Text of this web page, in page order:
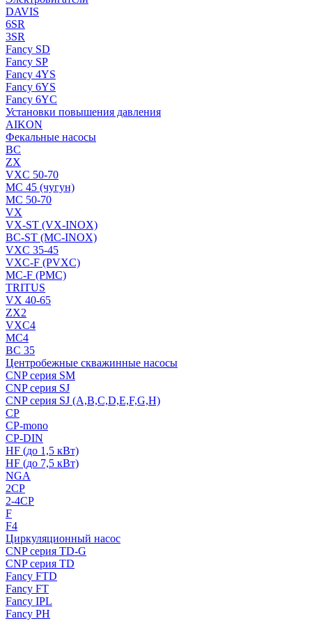
DAVIS
6SR
3SR
Fancy SD
Fancy SP
Fancy 4YS
Fancy 6YS
Fancy 6YC
Установки повышения давления
AIKON
Фекальные насосы
BC
ZX
VXC 50-70
MC 45 (чугун)
MC 50-70
VX
VX-ST (VX-INOX)
BC-ST (MC-INOX)
VXC 35-45
VXC-F (PVXC)
MC-F (PMC)
TRITUS
VX 40-65
ZX2
VXC4
MC4
BC 35
Центробежные скважинные насосы
CNP серия SM
CNP серия SJ
CNP серия SJ (A,B,C,D,E,F,G,H)
CP
CP-mono
CP-DIN
HF (до 1,5 кВт)
HF (до 7,5 кВт)
NGA
2CP
2-4CP
F
F4
Циркуляционный насос
CNP серия TD-G
CNP серия TD
Fancy FTD
Fancy FT
Fancy IPL
Fancy PH